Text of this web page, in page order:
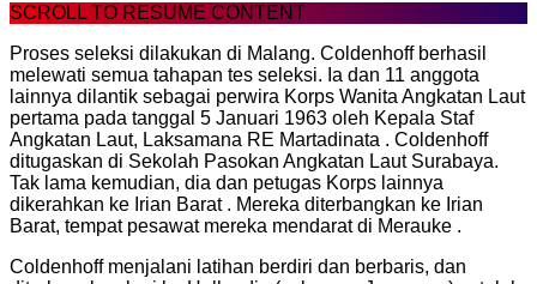
SCROLL TO RESUME CONTENT
Proses seleksi dilakukan di Malang. Coldenhoff berhasil
melewati semua tahapan tes seleksi. Ia dan 11 anggota
lainnya dilantik sebagai perwira Korps Wanita Angkatan Laut
pertama pada tanggal 5 Januari 1963 oleh Kepala Staf
Angkatan Laut, Laksamana RE Martadinata . Coldenhoff
ditugaskan di Sekolah Pasokan Angkatan Laut Surabaya.
Tak lama kemudian, dia dan petugas Korps lainnya
dikerahkan ke Irian Barat . Mereka diterbangkan ke Irian
Barat, tempat pesawat mereka mendarat di Merauke .
Coldenhoff menjalani latihan berdiri dan berbaris, dan